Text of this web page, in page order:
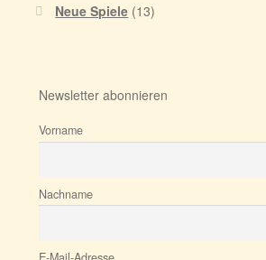
Neue Spiele (13)
Newsletter abonnieren
Vorname
Nachname